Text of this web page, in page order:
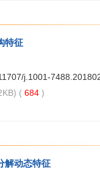
特征
j.1001-
( 684 )
解动态特征